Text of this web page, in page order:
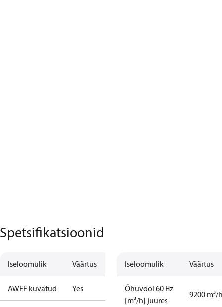
Spetsifikatsioonid
Iseloomulik Väärtus
AWEF kuvatud Yes
Iseloomulik Väärtus
Õhuvool 60 Hz
[m³/h] juures
9200 m³/h